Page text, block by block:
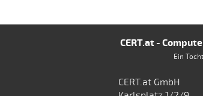
CERT.at -
Ein
CERT.at GmbH